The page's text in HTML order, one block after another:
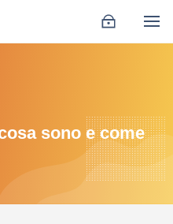
sono e come